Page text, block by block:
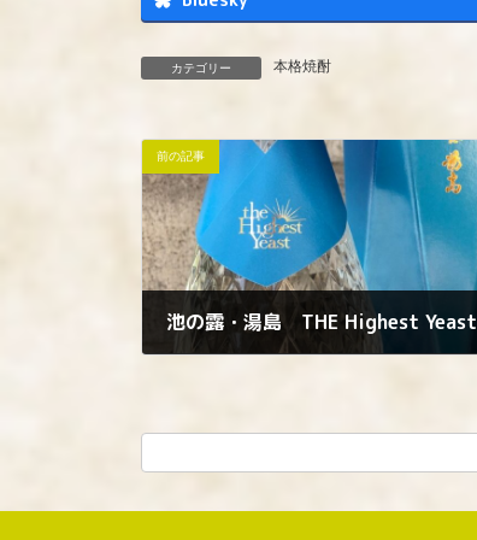
カテゴリー 本格焼酎
前の記事
池の露・湯島 THE Highest Yeast